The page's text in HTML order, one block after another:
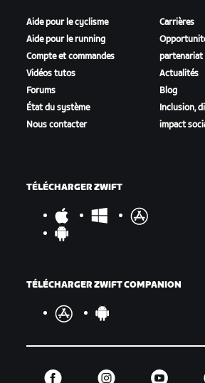
Aide pour le cyclisme
Aide pour le running
Compte et commandes
Vidéos tutos
Forums
État du système
Nous contacter
Carrières
partenariat
Actualités
Blog
Inclusion,
impact
TÉLÉCHARGER ZWIFT
TÉLÉCHARGER ZWIFT COMPANION